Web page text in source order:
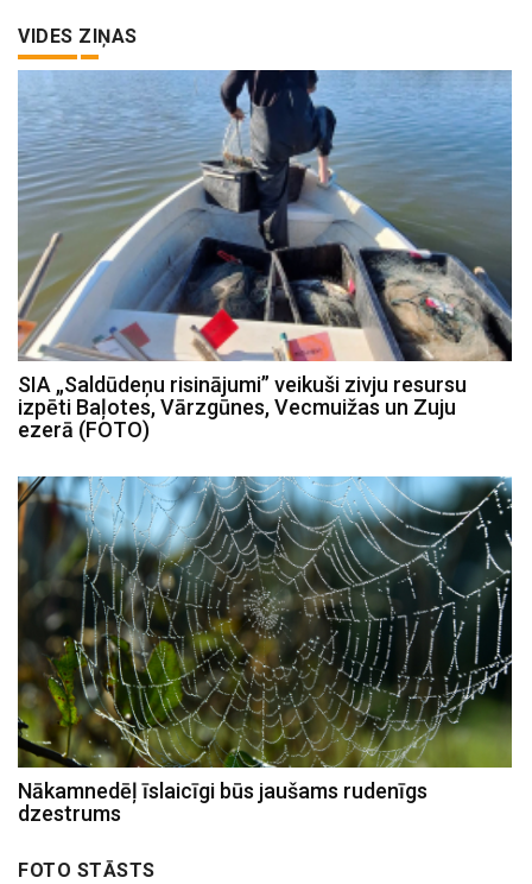
VIDES ZIŅAS
SIA „Saldūdeņu risinājumi” veikuši zivju resursu
izpēti Baļotes, Vārzgūnes, Vecmuižas un Zuju
ezerā (FOTO)
Nākamnedēļ īslaicīgi būs jaušams rudenīgs
dzestrums
FOTO STĀSTS